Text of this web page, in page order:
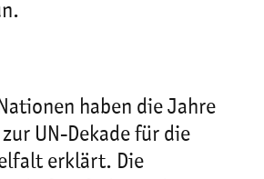
haben die Jahre
UN-Dekade für die
erklärt. Die